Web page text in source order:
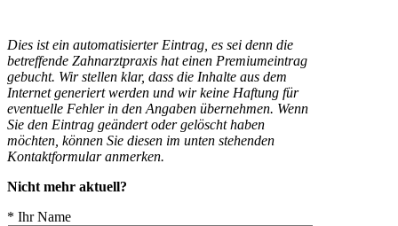
Dies ist ein automatisierter Eintrag, es sei denn die
betreffende Zahnarztpraxis hat einen Premiumeintrag
gebucht. Wir stellen klar, dass die Inhalte aus dem
Internet generiert werden und wir keine Haftung für
eventuelle Fehler in den Angaben übernehmen. Wenn
Sie den Eintrag geändert oder gelöscht haben
möchten, können Sie diesen im unten stehenden
Kontaktformular anmerken.
Nicht mehr aktuell?
* Ihr Name